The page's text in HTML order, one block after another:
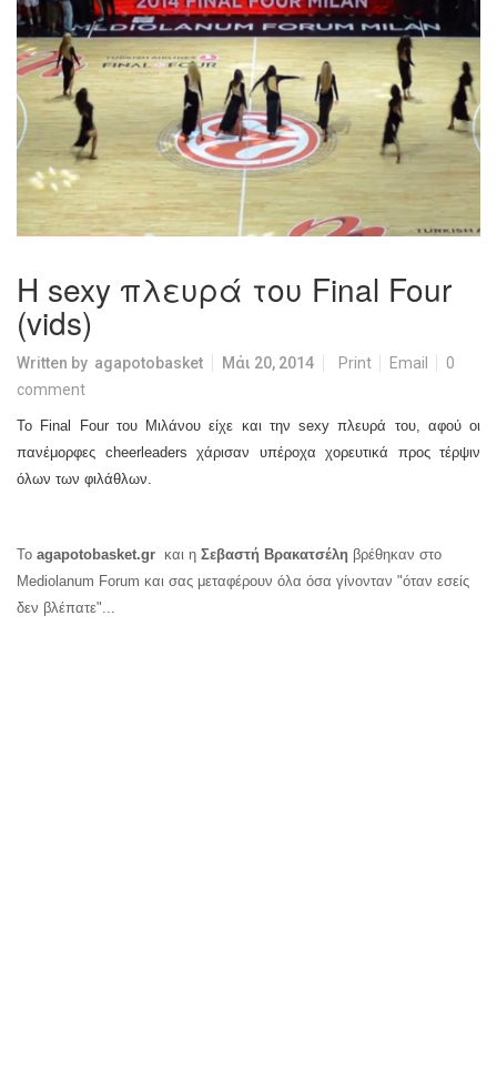
Η sexy πλευρά του Final Four
(vids)
Written by agapotobasket Μάι 20, 2014 Print Email
0
comment
To Final Fourτου Μιλάνου είχε και την sexy πλευρά του, αφού οι
πανέμορφες cheerleaders χάρισαν υπέροχα χορευτικά προς τέρψιν
όλων των φιλάθλων.
Το agapotobasket.gr και η Σεβαστή Βρακατσέλη βρέθηκαν στο
Mediolanum Forum και σας μεταφέρουν όλα όσα γίνονταν "όταν εσείς
δεν βλέπατε"...